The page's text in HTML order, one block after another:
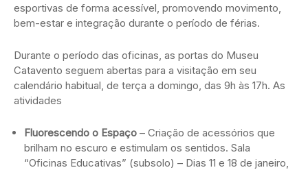
esportivas de forma acessível, promovendo movimento,
bem-estar e integração durante o período de férias.
Durante o período das oficinas, as portas do Museu
Catavento seguem abertas para a visitação em seu
calendário habitual, de terça a domingo, das 9h às 17h. As
atividades
Fluorescendo o Espaço – Criação de acessórios que
brilham no escuro e estimulam os sentidos. Sala
“Oficinas Educativas” (subsolo) – Dias 11 e 18 de janeiro,